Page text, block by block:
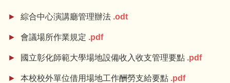
綜合中心演講廳管理辦法 .odt
會議場所作業規定 .pdf
國立彰化師範大學場地設備收入收支管理要點 .pdf
本校校外單位借用場地工作酬勞支給要點 .pdf